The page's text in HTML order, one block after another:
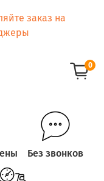
заказ на
0
Без звонков